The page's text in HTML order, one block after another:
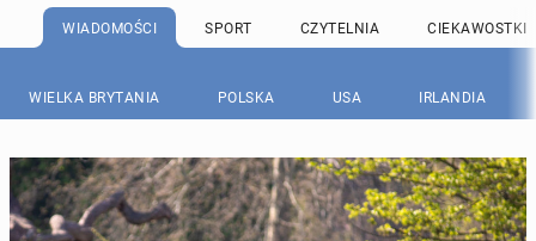
WIADOMOŚCI SPORT CZYTELNIA CIEKAWOSTKI
WIELKA BRYTANIA POLSKA USA IRLANDIA